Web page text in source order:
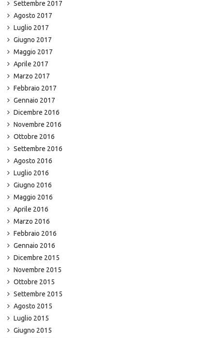
Settembre 2017
Agosto 2017
Luglio 2017
Giugno 2017
Maggio 2017
Aprile 2017
Marzo 2017
Febbraio 2017
Gennaio 2017
Dicembre 2016
Novembre 2016
Ottobre 2016
Settembre 2016
Agosto 2016
Luglio 2016
Giugno 2016
Maggio 2016
Aprile 2016
Marzo 2016
Febbraio 2016
Gennaio 2016
Dicembre 2015
Novembre 2015
Ottobre 2015
Settembre 2015
Agosto 2015
Luglio 2015
Giugno 2015